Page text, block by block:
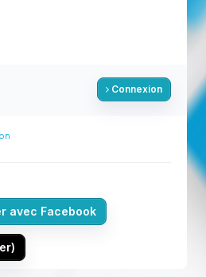
Connexion
avec Facebook